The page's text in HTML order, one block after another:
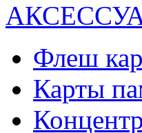
Флеш
Карты